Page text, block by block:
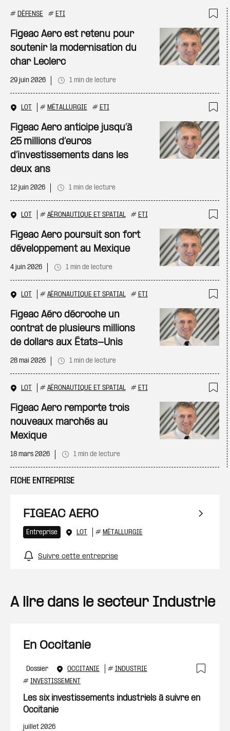
# DÉFENSE # ETI
Figeac Aero est retenu pour
soutenir la modernisation du
char Leclerc
29 juin 2026 1 min de lecture
LOT # MÉTALLURGIE # ETI
Figeac Aero anticipe jusqu’à
25 millions d’euros
d’investissements dans les
deux ans
12 juin 2026 1 min de lecture
LOT # AÉRONAUTIQUE ET SPATIAL # ETI
Figeac Aero poursuit son fort
développement au Mexique
4 juin 2026 1 min de lecture
LOT # AÉRONAUTIQUE ET SPATIAL # ETI
Figeac Aéro décroche un
contrat de plusieurs millions
de dollars aux États-Unis
28 mai 2026 1 min de lecture
LOT # AÉRONAUTIQUE ET SPATIAL # ETI
Figeac Aero remporte trois
nouveaux marchés au
Mexique
18 mars 2026 1 min de lecture
FICHE ENTREPRISE
FIGEAC AERO
Entreprise LOT # MÉTALLURGIE
Suivre cette entreprise
A lire dans le secteur Industrie
En Occitanie
Dossier OCCITANIE # INDUSTRIE
# INVESTISSEMENT
Les six investissements industriels à suivre en
Occitanie
juillet 2026